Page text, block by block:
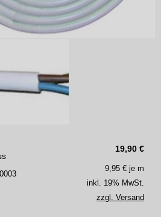
19,90 €
9,95 € je m
inkl. 19% MwSt.
zzgl. Versand